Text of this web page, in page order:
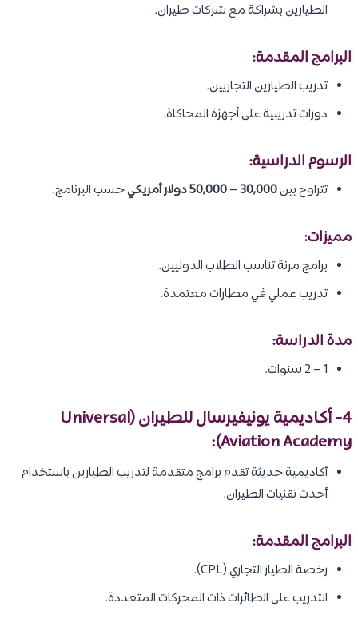
الطيارين بشراكة مع شركات طيران.
البرامج المقدمة:
تدريب الطيارين التجاريين.
دورات تدريبية على أجهزة المحاكاة.
الرسوم الدراسية:
تتراوح بين30,000 – 50,000 دولار أمريكي حسب البرنامج.
مميزات:
برامج مرنة تناسب الطلاب الدوليين.
تدريب عملي في مطارات معتمدة.
مدة الدراسة:
1 – 2 سنوات.
4- أكاديمية يونيفيرسال للطيران (Universal
Aviation Academy):
أكاديمية حديثة تقدم برامج متقدمة لتدريب الطيارين باستخدام
أحدث تقنيات الطيران.
البرامج المقدمة:
رخصة الطيار التجاري (CPL).
التدريب على الطائرات ذات المحركات المتعددة.